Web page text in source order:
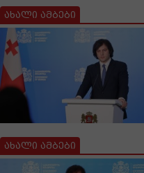
ახალი ამბები
ახალი ამბები